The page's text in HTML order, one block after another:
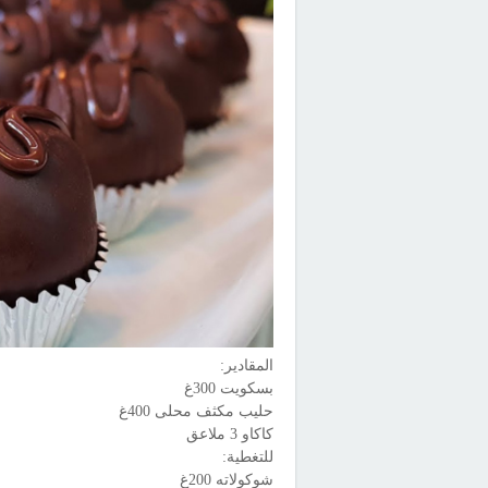
المقادير:
بسكويت 300غ
حليب مكثف محلى 400غ
كاكاو 3 ملاعق
للتغطية:
شوكولاته 200غ